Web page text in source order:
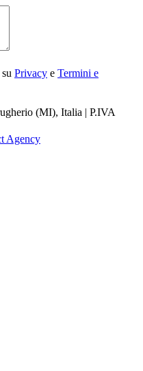
Privacy e Termini e
(MI), Italia | P.IVA
Agency